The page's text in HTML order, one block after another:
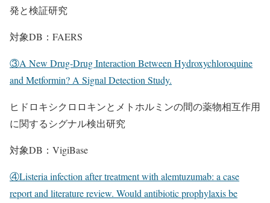
発と検証研究
対象DB：FAERS
③A New Drug-Drug Interaction Between Hydroxychloroquine
and Metformin? A Signal Detection Study.
ヒドロキシクロロキンとメトホルミンの間の薬物相互作用
に関するシグナル検出研究
対象DB：VigiBase
④Listeria infection after treatment with alemtuzumab: a case
report and literature review. Would antibiotic prophylaxis be